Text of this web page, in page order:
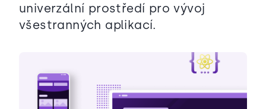
univerzální prostředí pro vývoj
všestranných aplikací.